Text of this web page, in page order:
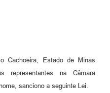
Cachoeira, Estado de Minas
representantes na Câmara
sanciono a seguinte Lei.